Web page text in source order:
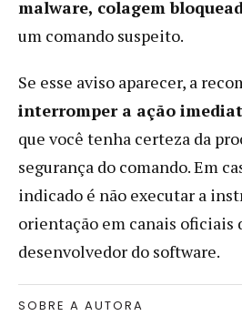
malware, colagem
um comando suspeito.
Se esse aviso aparecer, a
interromper a ação
que você tenha certeza da
segurança do comando. Em
indicado é não executar a
orientação em canais oficiais
desenvolvedor do software.
SOBRE A AUTORA